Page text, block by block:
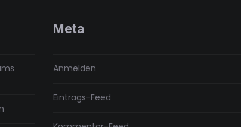
Meta
Anmelden
Eintrags-Feed